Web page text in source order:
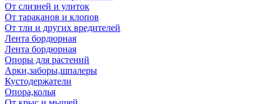
От слизней и улиток
От тараканов и клопов
От тли и других вредителей
Лента бордюрная
Лента бордюрная
Опоры для растений
Арки,заборы,шпалеры
Кустодержатели
Опора,колья